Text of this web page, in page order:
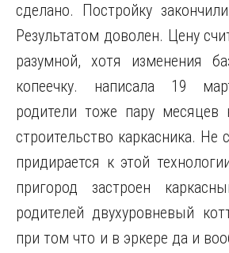
сделано. Постройку
Результатом доволен. Цену
разумной, хотя изменения
копеечку. написалa 19
родители тоже пару месяцев
строительство каркасника. Не
придирается к этой
пригород застроен
родителей двухуровневый
при том что и в эркере да и